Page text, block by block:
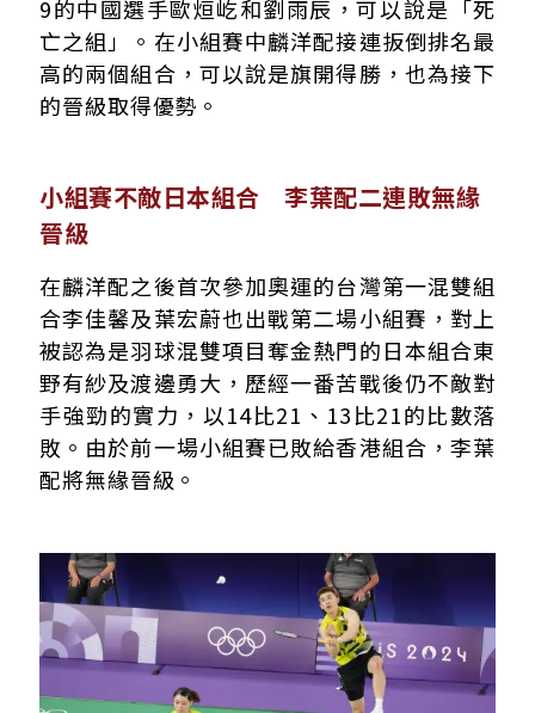
9的中國選手歐烜屹和劉雨辰，可以說是「死
亡之組」。在小組賽中麟洋配接連扳倒排名最
高的兩個組合，可以說是旗開得勝，也為接下
的晉級取得優勢。
小組賽不敵日本組合 李葉配二連敗無緣
晉級
在麟洋配之後首次參加奧運的台灣第一混雙組
合李佳馨及葉宏蔚也出戰第二場小組賽，對上
被認為是羽球混雙項目奪金熱門的日本組合東
野有紗及渡邊勇大，歷經一番苦戰後仍不敵對
手強勁的實力，以14比21、13比21的比數落
敗。由於前一場小組賽已敗給香港組合，李葉
配將無緣晉級。